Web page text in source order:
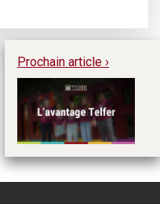
Prochain article ›